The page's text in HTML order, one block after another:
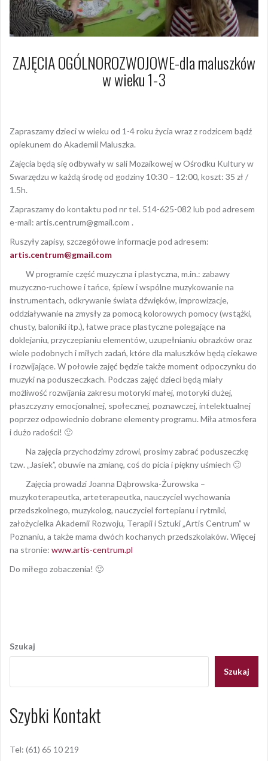
ZAJĘCIA OGÓLNOROZWOJOWE-dla maluszków
w wieku 1-3
Zapraszamy dzieci w wieku od 1-4 roku życia wraz z rodzicem bądź
opiekunem do Akademii Maluszka.
Zajęcia będą się odbywały w sali Mozaikowej w Ośrodku Kultury w
Swarzędzu w każdą środę od godziny 10:30 – 12:00, koszt: 35 zł /
1.5h.
Zapraszamy do kontaktu pod nr tel. 514-625-082 lub pod adresem
e-mail: artis.centrum@gmail.com .
Ruszyły zapisy, szczegółowe informacje pod adresem:
artis.centrum@gmail.com
W programie część muzyczna i plastyczna, m.in.: zabawy
muzyczno-ruchowe i tańce, śpiew i wspólne muzykowanie na
instrumentach, odkrywanie świata dźwięków, improwizacje,
oddziaływanie na zmysły za pomocą kolorowych pomocy (wstążki,
chusty, baloniki itp.), łatwe prace plastyczne polegające na
doklejaniu, przyczepianiu elementów, uzupełnianiu obrazków oraz
wiele podobnych i miłych zadań, które dla maluszków będą ciekawe
i rozwijające. W połowie zajęć będzie także moment odpoczynku do
muzyki na poduszeczkach. Podczas zajęć dzieci będą miały
możliwość rozwijania zakresu motoryki małej, motoryki dużej,
płaszczyzny emocjonalnej, społecznej, poznawczej, intelektualnej
poprzez odpowiednio dobrane elementy programu. Miła atmosfera
i dużo radości! 🙂
Na zajęcia przychodzimy zdrowi, prosimy zabrać poduszeczkę
tzw. „Jasiek”, obuwie na zmianę, coś do picia i piękny uśmiech 🙂
Zajęcia prowadzi Joanna Dąbrowska-Żurowska –
muzykoterapeutka, arteterapeutka, nauczyciel wychowania
przedszkolnego, muzykolog, nauczyciel fortepianu i rytmiki,
założycielka Akademii Rozwoju, Terapii i Sztuki „Artis Centrum” w
Poznaniu, a także mama dwóch kochanych przedszkolaków. Więcej
na stronie: www.artis-centrum.pl
Do miłego zobaczenia! 🙂
wpisu
Szukaj
Szukaj
Szybki Kontakt
Tel: (61) 65 10 219